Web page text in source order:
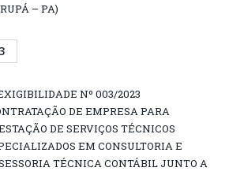
– PA)
Nº 003/2023
DE EMPRESA PARA
DE SERVIÇOS TÉCNICOS
EM CONSULTORIA E
TÉCNICA CONTÁBIL JUNTO A